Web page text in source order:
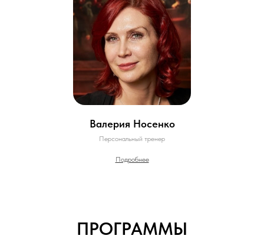
Валерия Носенко
Персональный тренер
Подробнее
ПРОГРАММЫ